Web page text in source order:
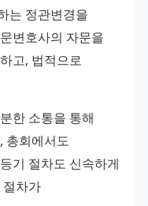
는 정관변경을
변호사의 자문을
고, 법적으로
한 소통을 통해
총회에서도
기 절차도 신속하게
차가